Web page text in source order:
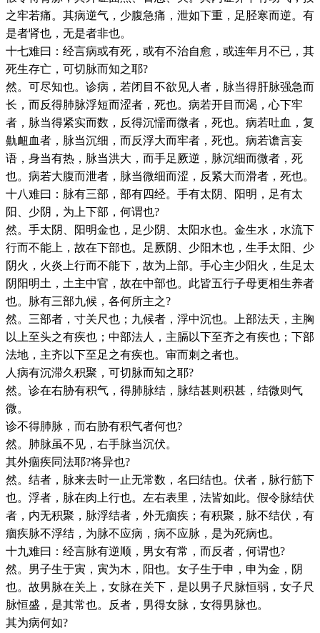
之牢若痛。其病逆气，少腹急痛，泄如下重，足胫寒而逆。有
是者肾也，无是者非也。
十七难曰：经言病或有死，或有不治自愈，或连年月不已，其
死生存亡，可切脉而知之耶?
然。可尽知也。诊病，若闭目不欲见人者，脉当得肝脉强急而
长，而反得肺脉浮短而涩者，死也。病若开目而渴，心下牢
者，脉当得紧实而数，反得沉懦而微者，死也。病若吐血，复
鼽衄血者，脉当沉细，而反浮大而牢者，死也。病若谵言妄
语，身当有热，脉当洪大，而手足厥逆，脉沉细而微者，死
也。病若大腹而泄者，脉当微细而涩，反紧大而滑者，死也。
十八难曰：脉有三部，部有四经。手有太阴、阳明，足有太
阳、少阴，为上下部，何谓也?
然。手太阴、阳明金也，足少阴、太阳水也。金生水，水流下
行而不能上，故在下部也。足厥阴、少阳木也，生手太阳、少
阴火，火炎上行而不能下，故为上部。手心主少阳火，生足太
阴阳明土，土主中官，故在中部也。此皆五行子母更相生养者
也。脉有三部九候，各何所主之?
然。三部者，寸关尺也；九候者，浮中沉也。上部法天，主胸
以上至头之有疾也；中部法人，主膈以下至齐之有疾也；下部
法地，主齐以下至足之有疾也。审而刺之者也。
人病有沉滞久积聚，可切脉而知之耶?
然。诊在右胁有积气，得肺脉结，脉结甚则积甚，结微则气
微。
诊不得肺脉，而右胁有积气者何也?
然。肺脉虽不见，右手脉当沉伏。
其外痼疾同法耶?将异也?
然。结者，脉来去时一止无常数，名曰结也。伏者，脉行筋下
也。浮者，脉在肉上行也。左右表里，法皆如此。假令脉结伏
者，内无积聚，脉浮结者，外无痼疾；有积聚，脉不结伏，有
痼疾脉不浮结，为脉不应病，病不应脉，是为死病也。
十九难曰：经言脉有逆顺，男女有常，而反者，何谓也?
然。男子生于寅，寅为木，阳也。女子生于申，申为金，阴
也。故男脉在关上，女脉在关下，是以男子尺脉恒弱，女子尺
脉恒盛，是其常也。反者，男得女脉，女得男脉也。
其为病何如?